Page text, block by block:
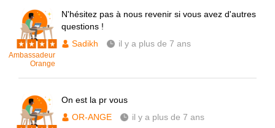
Ambassadeur
Orange
N'hésitez pas à nous revenir si vous avez d'autres
questions !
Sadikh
il y a plus de 7 ans
On est la pr vous
OR-ANGE
il y a plus de 7 ans